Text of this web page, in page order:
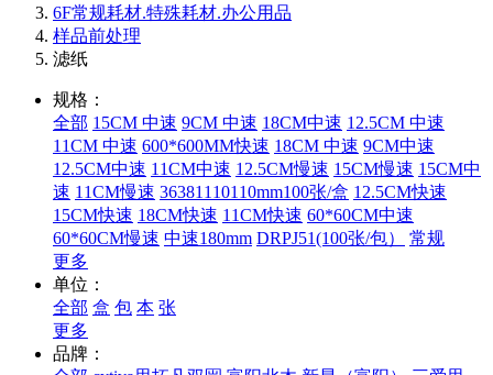
6F常规耗材.特殊耗材.办公用品
样品前处理
滤纸
规格：
全部 15CM 中速 9CM 中速 18CM中速 12.5CM 中速
11CM 中速 600*600MM快速 18CM 中速 9CM中速
12.5CM中速 11CM中速 12.5CM慢速 15CM慢速 15CM中
速 11CM慢速 36381110110mm100张/盒 12.5CM快速
15CM快速 18CM快速 11CM快速 60*60CM中速
60*60CM慢速 中速180mm DRPJ51(100张/包）
常规
更多
单位：
全部 盒 包 本 张
更多
品牌：